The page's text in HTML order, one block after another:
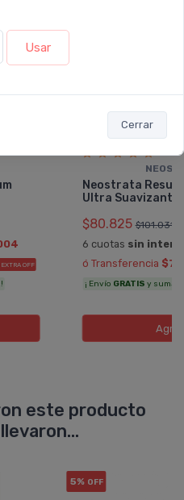
Usar
Cerrar
EXTRA OFF
Neostrata
Ultra Suavizante
$80.825 $101.031
6 cuotas sin
ó Transferencia
¡ Envío GRATIS y sumás
este producto
5% OFF